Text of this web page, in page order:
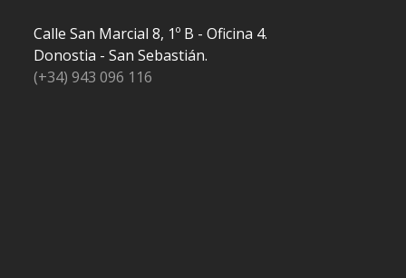
Calle San Marcial 8, 1º B - Oficina 4.
Donostia - San Sebastián.
(+34) 943 096 116